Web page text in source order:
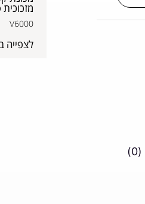
(
0
)
V6000
לצפייה